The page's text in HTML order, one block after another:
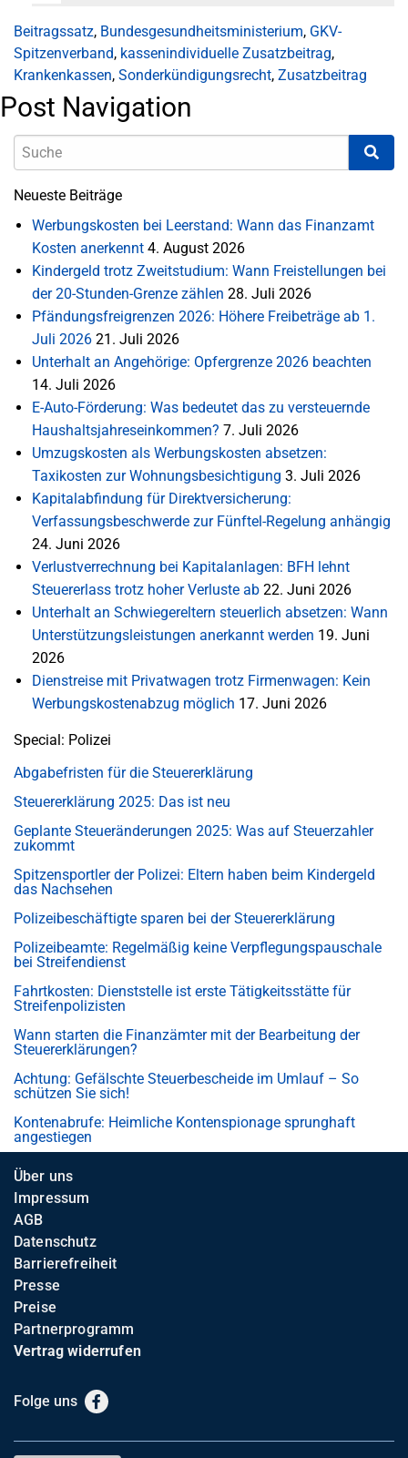
Beitragssatz, Bundesgesundheitsministerium, GKV-
Spitzenverband, kassenindividuelle Zusatzbeitrag,
Krankenkassen, Sonderkündigungsrecht, Zusatzbeitrag
Post Navigation
Neueste Beiträge
Werbungskosten bei Leerstand: Wann das Finanzamt
Kosten anerkennt 4. August 2026
Kindergeld trotz Zweitstudium: Wann Freistellungen bei
der 20-Stunden-Grenze zählen 28. Juli 2026
Pfändungsfreigrenzen 2026: Höhere Freibeträge ab 1.
Juli 2026 21. Juli 2026
Unterhalt an Angehörige: Opfergrenze 2026 beachten
14. Juli 2026
E-Auto-Förderung: Was bedeutet das zu versteuernde
Haushaltsjahreseinkommen? 7. Juli 2026
Umzugskosten als Werbungskosten absetzen:
Taxikosten zur Wohnungsbesichtigung 3. Juli 2026
Kapitalabfindung für Direktversicherung:
Verfassungsbeschwerde zur Fünftel-Regelung anhängig
24. Juni 2026
Verlustverrechnung bei Kapitalanlagen: BFH lehnt
Steuererlass trotz hoher Verluste ab 22. Juni 2026
Unterhalt an Schwiegereltern steuerlich absetzen: Wann
Unterstützungsleistungen anerkannt werden 19. Juni
2026
Dienstreise mit Privatwagen trotz Firmenwagen: Kein
Werbungskostenabzug möglich 17. Juni 2026
Special: Polizei
Abgabefristen für die Steuererklärung
Steuererklärung 2025: Das ist neu
Geplante Steueränderungen 2025: Was auf Steuerzahler
zukommt
Spitzensportler der Polizei: Eltern haben beim Kindergeld
das Nachsehen
Polizeibeschäftigte sparen bei der Steuererklärung
Polizeibeamte: Regelmäßig keine Verpflegungspauschale
bei Streifendienst
Fahrtkosten: Dienststelle ist erste Tätigkeitsstätte für
Streifenpolizisten
Wann starten die Finanzämter mit der Bearbeitung der
Steuererklärungen?
Achtung: Gefälschte Steuerbescheide im Umlauf – So
schützen Sie sich!
Kontenabrufe: Heimliche Kontenspionage sprunghaft
angestiegen
Über uns
Impressum
AGB
Datenschutz
Barrierefreiheit
Presse
Preise
Partnerprogramm
Vertrag widerrufen
Folge uns Facebook